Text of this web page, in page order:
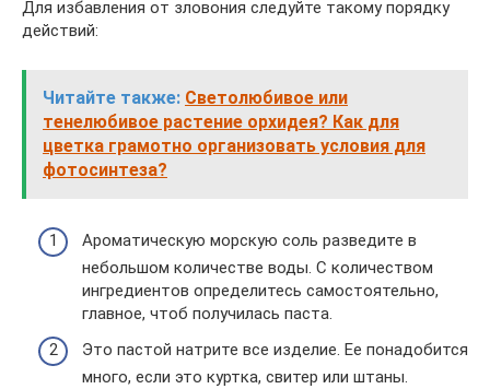
Для избавления от зловония следуйте такому порядку
действий:
Читайте также: Светолюбивое или
тенелюбивое растение орхидея? Как для
цветка грамотно организовать условия для
фотосинтеза?
Ароматическую морскую соль разведите в
небольшом количестве воды. С количеством
ингредиентов определитесь самостоятельно,
главное, чтоб получилась паста.
Это пастой натрите все изделие. Ее понадобится
много, если это куртка, свитер или штаны.